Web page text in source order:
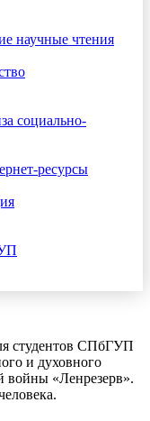
научные чтения
социально-
ресурсы
студентов СПбГУП
и духовного
войны «Ленрезерв».